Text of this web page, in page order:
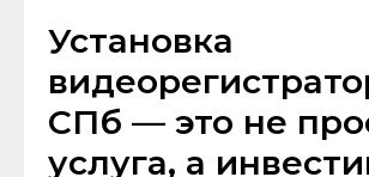
Установка
СПб — это не
услуга, а